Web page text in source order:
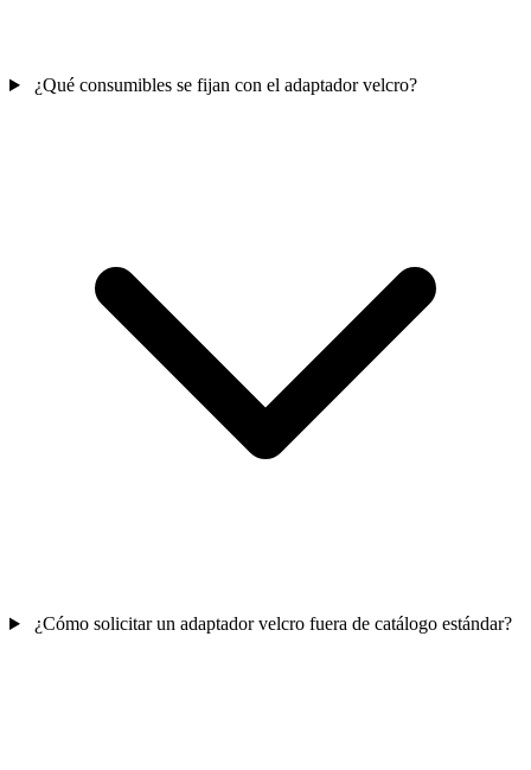
¿Qué consumibles se fijan con el adaptador velcro?
¿Cómo solicitar un adaptador velcro fuera de catálogo estándar?